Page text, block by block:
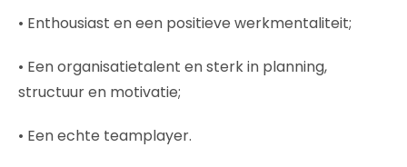
• Enthousiast en een positieve werkmentaliteit;
• Een organisatietalent en sterk in planning,
structuur en motivatie;
• Een echte teamplayer.